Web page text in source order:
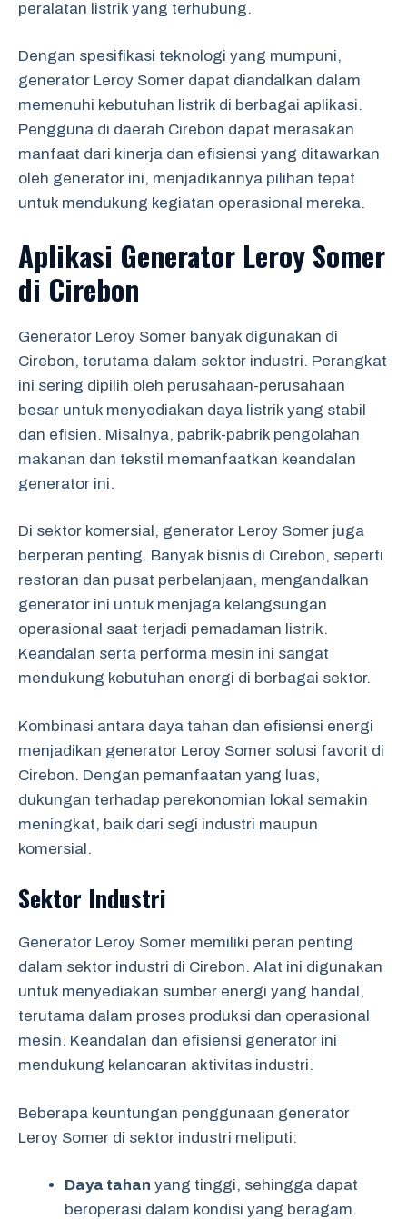
peralatan listrik yang terhubung.
Dengan spesifikasi teknologi yang mumpuni,
generator Leroy Somer dapat diandalkan dalam
memenuhi kebutuhan listrik di berbagai aplikasi.
Pengguna di daerah Cirebon dapat merasakan
manfaat dari kinerja dan efisiensi yang ditawarkan
oleh generator ini, menjadikannya pilihan tepat
untuk mendukung kegiatan operasional mereka.
Aplikasi Generator Leroy Somer
di Cirebon
Generator Leroy Somer banyak digunakan di
Cirebon, terutama dalam sektor industri. Perangkat
ini sering dipilih oleh perusahaan-perusahaan
besar untuk menyediakan daya listrik yang stabil
dan efisien. Misalnya, pabrik-pabrik pengolahan
makanan dan tekstil memanfaatkan keandalan
generator ini.
Di sektor komersial, generator Leroy Somer juga
berperan penting. Banyak bisnis di Cirebon, seperti
restoran dan pusat perbelanjaan, mengandalkan
generator ini untuk menjaga kelangsungan
operasional saat terjadi pemadaman listrik.
Keandalan serta performa mesin ini sangat
mendukung kebutuhan energi di berbagai sektor.
Kombinasi antara daya tahan dan efisiensi energi
menjadikan generator Leroy Somer solusi favorit di
Cirebon. Dengan pemanfaatan yang luas,
dukungan terhadap perekonomian lokal semakin
meningkat, baik dari segi industri maupun
komersial.
Sektor Industri
Generator Leroy Somer memiliki peran penting
dalam sektor industri di Cirebon. Alat ini digunakan
untuk menyediakan sumber energi yang handal,
terutama dalam proses produksi dan operasional
mesin. Keandalan dan efisiensi generator ini
mendukung kelancaran aktivitas industri.
Beberapa keuntungan penggunaan generator
Leroy Somer di sektor industri meliputi:
Daya tahan yang tinggi, sehingga dapat
beroperasi dalam kondisi yang beragam.